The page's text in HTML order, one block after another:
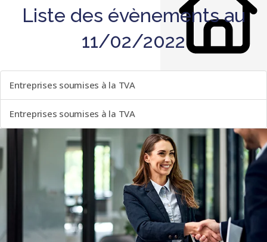
Liste des évènements au
11/02/2022
Entreprises soumises à la TVA
Entreprises soumises à la TVA